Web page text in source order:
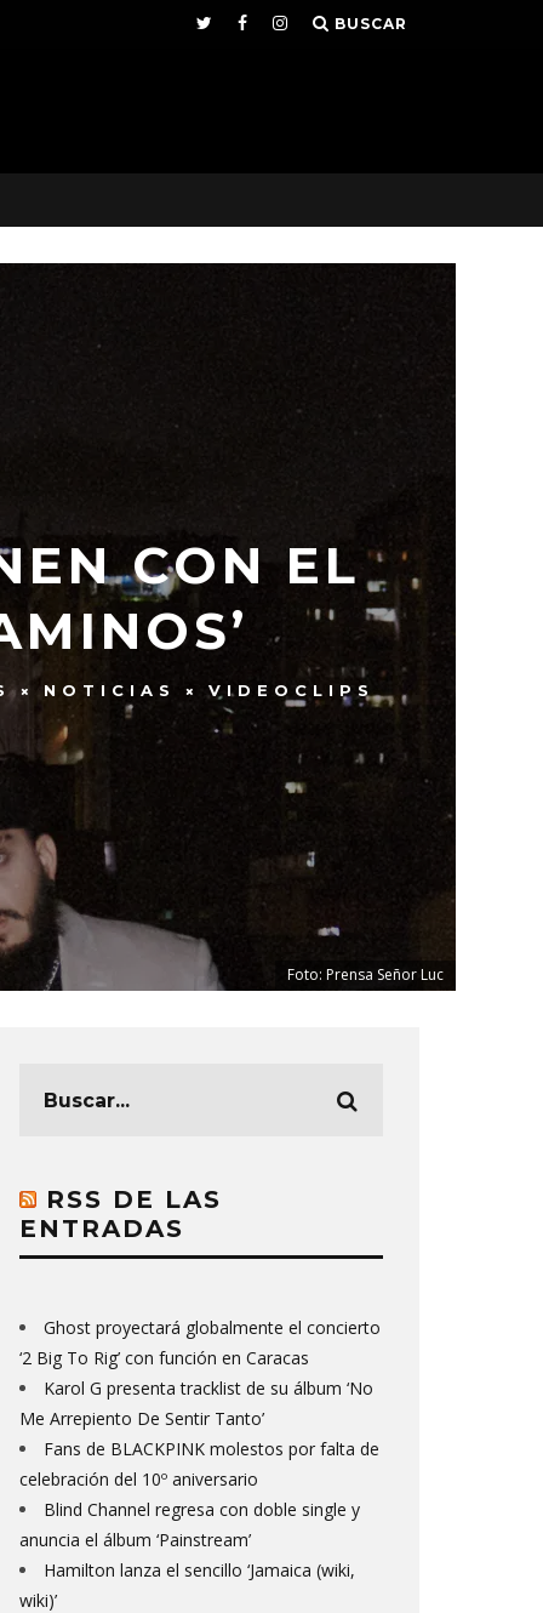
BUSCAR
CON EL
NOTICIAS VIDEOCLIPS
Foto: Prensa Señor Luc
RSS DE LAS
ENTRADAS
Ghost proyectará globalmente el concierto
‘2 Big To Rig’ con función en Caracas
Karol G presenta tracklist de su álbum ‘No
Me Arrepiento De Sentir Tanto’
Fans de BLACKPINK molestos por falta de
celebración del 10º aniversario
Blind Channel regresa con doble single y
anuncia el álbum ‘Painstream’
Hamilton lanza el sencillo ‘Jamaica (wiki,
wiki)’